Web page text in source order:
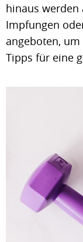
hinaus werden
Impfungen
angeboten,
Tipps für eine